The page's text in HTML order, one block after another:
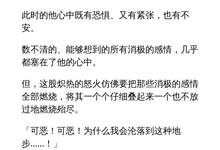
此时的他心中既有恐惧、又有紧张，也有不
安。
数不清的、能够想到的所有消极的感情，几乎
都塞在了他的心中。
但，这股炽热的怒火仿佛要把那些消极的感情
全部燃烧，将其一个个仔细叠起来一个也不放
过地燃烧殆尽。
「可恶！可恶！为什么我会沦落到这种地
步……！」